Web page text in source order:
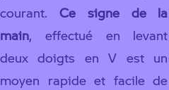
courant. Ce signe de la
main, effectué en levant
deux doigts en V est un
moyen rapide et facile de